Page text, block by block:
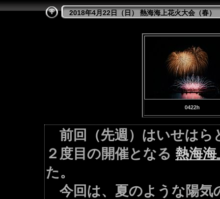
2018年4月22日（日） 熱海海上花火大会（春）
0422h
前回（先週）はいせはら
２度目の開催となる 熱海
た。
今回は、夏のような陽気